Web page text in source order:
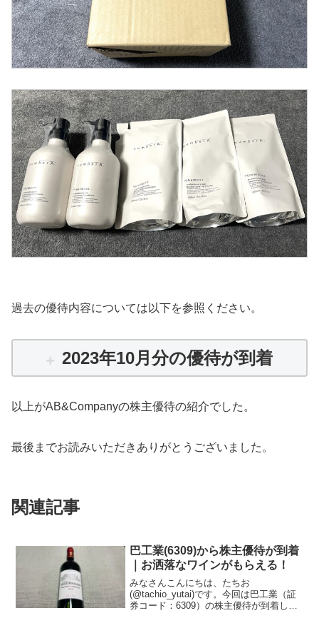
過去の優待内容については以下を参照ください。
2023年10月分の優待が到着
以上がAB&Companyの株主優待の紹介でした。
最後までお読みいただきありがとうございました。
関連記事
巴工業(6309)から株主優待が到着
｜お洒落なワインがもらえる！
みなさんこんにちは、たちお
(@tachio_yutai)です。今回は巴工業（証
券コード：6309）の株主優待が到着した